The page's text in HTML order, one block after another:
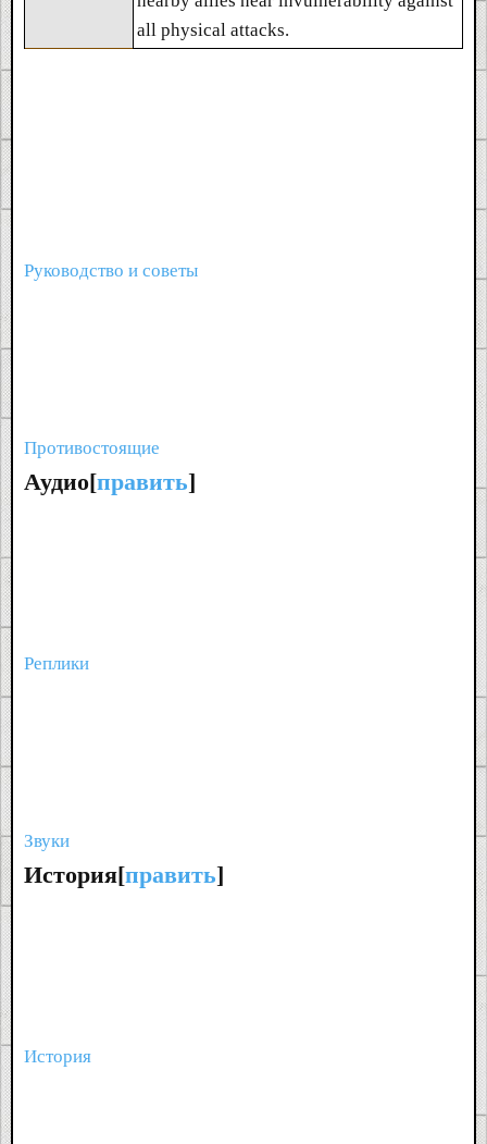
all physical attacks.
Руководство и советы
Противостоящие
Аудио[править]
Реплики
Звуки
История[править]
История